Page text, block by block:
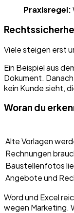
Praxisregel:
Viele steigen erst
Ein Beispiel aus
Dokument.
kein Kunde sieht,
Woran du
Alte Vorlagen
Rechnungen
Baustellenfotos
Angebote und
Word und Excel
wegen Marketing.